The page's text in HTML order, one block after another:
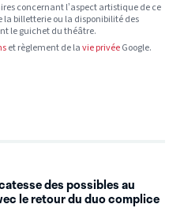
concernant l’aspect artistique de ce
billetterie ou la disponibilité des
le guichet du théâtre.
et règlement de lavie privéeGoogle.
des possibles au
le retour du duo complice